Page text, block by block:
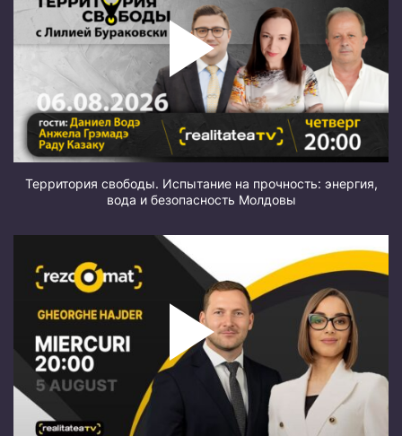
Территория свободы. Испытание на прочность: энергия,
вода и безопасность Молдовы